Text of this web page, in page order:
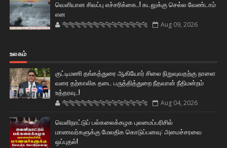
வௌியான சிவப்பு எச்சரிக்கை..! கடலுக்கு செல்ல வேண்டாம்
என
🐅🐅🐅🐅🐅🐅🐆🐆🐆🐆🐆🐆🐆🐆 Aug 09, 2026
உலகம்
குட்டிமணி தங்கத்துரை ஆகியோர் சிலை நிறுவுவதற்கு நாளை
வரை தற்காலிக தடை பருத்தித்துறை நீதவான் நீதிமன்றம்
உத்தரவு..!
🐅🐅🐅🐅🐅🐅🐆🐆🐆🐆🐆🐆🐆🐆 Aug 04, 2026
வெளிநாட்டுப் பல்கலைக்கழக புலமைப்பரிசில்
மாணவர்களுக்கு மேலதிக கொடுப்பனவு: அமைச்சரவை
ஒப்புதல்!